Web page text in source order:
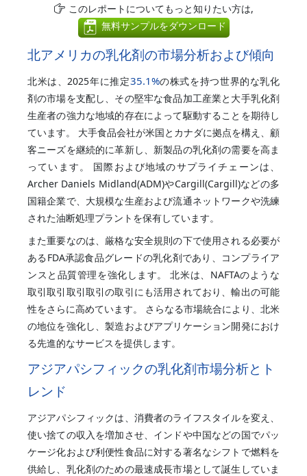
このレポートについてもっと知りたい方は,
無料サンプルをダウンロード
北アメリカの乳化剤の市場分析および傾向
北米は、2025年に推定35.1%の株式を持つ世界的な乳化
剤の市場を支配し、その堅牢な食品加工産業と大手乳化剤
生産者の強力な地域的存在によって駆動することを期待し
ています。 大手食品会社が米国とカナダに拠点を構え、顧
客ニーズを継続的に革新し、新製品の乳化剤の需要を高ま
っています。 国際および地域のサプライチェーンは、
Archer Daniels Midland(ADM)やCargill(Cargill)などの多
国籍企業で、大規模な生産および流通ネットワークや洗練
された油断処理プラントを保有しています。
また重要なのは、厳格な安全規則の下で使用される必要が
あるFDA承認食品グレードの乳化剤であり、コンプライア
ンスと品質管理を強化します。 北米は、NAFTAのような
取引取引取引取引の取引にも活用されており、輸出の可能
性をさらに高めています。 さらなる市場統合により、北米
の地位を強化し、製造およびアプリケーション開発におけ
る先進的なサービスを提供します。
アジアパシフィックの乳化剤市場分析とト
レンド
アジアパシフィックは、消費者のライフスタイルを変え、
使い捨ての収入を増加させ、インドや中国などの国でパッ
ケージ化および利便性食品に対する著名なシフトで燃料を
供給し、乳化剤のための最速成長市場として誕生していま